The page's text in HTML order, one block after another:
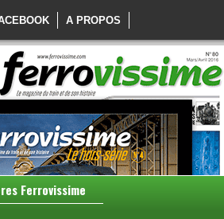
A PROPOS
Ferrovissime